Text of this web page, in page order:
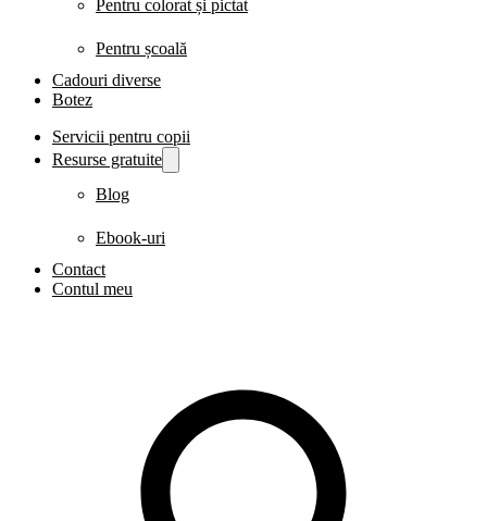
Pentru colorat și pictat
Pentru școală
Cadouri diverse
Botez
Servicii pentru copii
Resurse gratuite
Blog
Ebook-uri
Contact
Contul meu